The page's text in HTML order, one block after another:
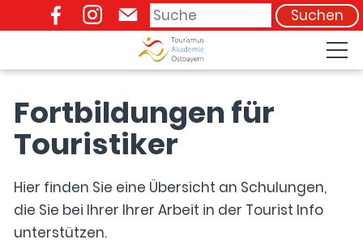
Suchen
Fortbildungen für
Touristiker
Hier finden Sie eine Übersicht an Schulungen,
die Sie bei Ihrer Ihrer Arbeit in der Tourist Info
unterstützen.